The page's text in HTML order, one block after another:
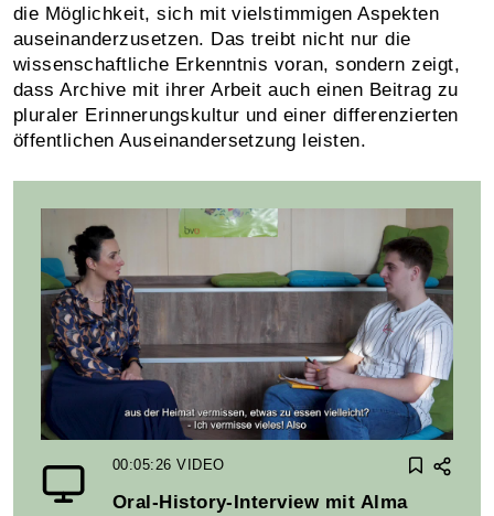
die Möglichkeit, sich mit vielstimmigen Aspekten
auseinanderzusetzen. Das treibt nicht nur die
wissenschaftliche Erkenntnis voran, sondern zeigt,
dass Archive mit ihrer Arbeit auch einen Beitrag zu
pluraler Erinnerungskultur und einer differenzierten
öffentlichen Auseinandersetzung leisten.
00:05:26VIDEO
Oral-History-Interview mit Alma